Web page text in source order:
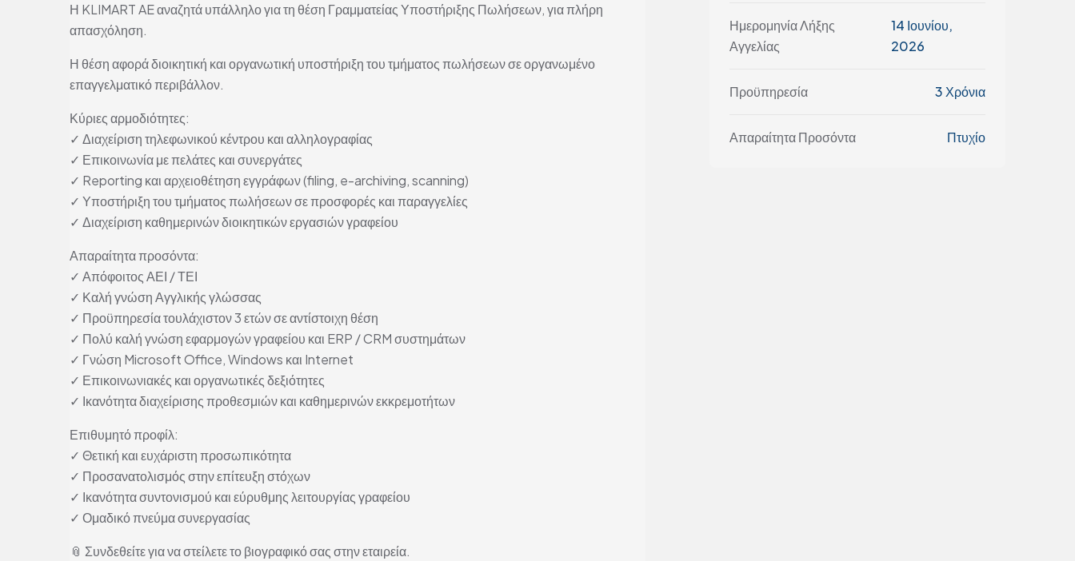
Η KLIMART AE αναζητά υπάλληλο για τη θέση Γραμματείας Υποστήριξης Πωλήσεων, για πλήρη
απασχόληση.
Η θέση αφορά διοικητική και οργανωτική υποστήριξη του τμήματος πωλήσεων σε οργανωμένο
επαγγελματικό περιβάλλον.
Κύριες αρμοδιότητες:
✓ Διαχείριση τηλεφωνικού κέντρου και αλληλογραφίας
✓ Επικοινωνία με πελάτες και συνεργάτες
✓ Reporting και αρχειοθέτηση εγγράφων (filing, e-archiving, scanning)
✓ Υποστήριξη του τμήματος πωλήσεων σε προσφορές και παραγγελίες
✓ Διαχείριση καθημερινών διοικητικών εργασιών γραφείου
Απαραίτητα προσόντα:
✓ Απόφοιτος ΑΕΙ / ΤΕΙ
✓ Καλή γνώση Αγγλικής γλώσσας
✓ Προϋπηρεσία τουλάχιστον 3 ετών σε αντίστοιχη θέση
✓ Πολύ καλή γνώση εφαρμογών γραφείου και ERP / CRM συστημάτων
✓ Γνώση Microsoft Office, Windows και Internet
✓ Επικοινωνιακές και οργανωτικές δεξιότητες
✓ Ικανότητα διαχείρισης προθεσμιών και καθημερινών εκκρεμοτήτων
Επιθυμητό προφίλ:
✓ Θετική και ευχάριστη προσωπικότητα
✓ Προσανατολισμός στην επίτευξη στόχων
✓ Ικανότητα συντονισμού και εύρυθμης λειτουργίας γραφείου
✓ Ομαδικό πνεύμα συνεργασίας
📎 Συνδεθείτε για να στείλετε το βιογραφικό σας στην εταιρεία.
Ημερομηνία Λήξης
Αγγελίας
14 Ιουνίου,
2026
Προϋπηρεσία 3 Χρόνια
Απαραίτητα Προσόντα Πτυχίο